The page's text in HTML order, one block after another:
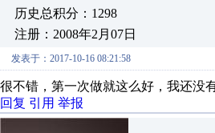
历史总积分：1298
注册：2008年2月07日
发表于：2017-10-16 08:21:58
很不错，第一次做就这么好，我还没
回复 引用 举报